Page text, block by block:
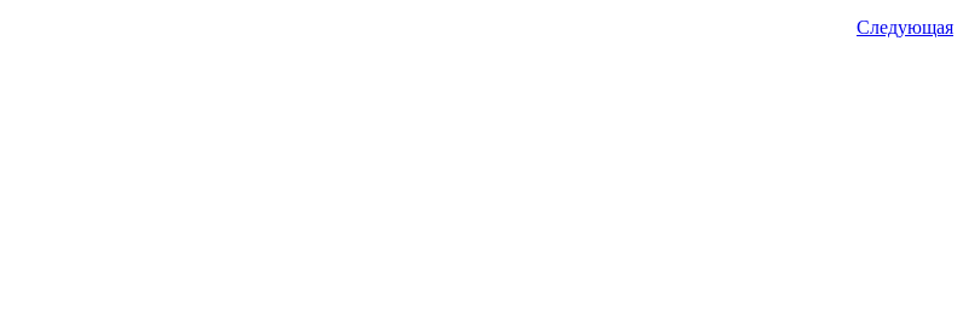
Следующая